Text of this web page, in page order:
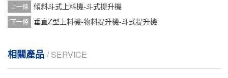
上一條 傾斜斗式上料機-斗式提升機
下一條 垂直Z型上料機-物料提升機-斗式提升機
相關產品 / SERVICE